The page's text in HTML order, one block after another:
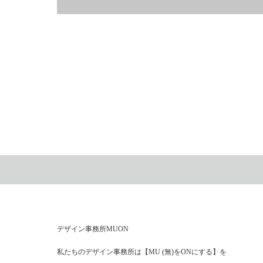
デザイン事務所MUON
私たちのデザイン事務所は【MU (無)をONにする】を